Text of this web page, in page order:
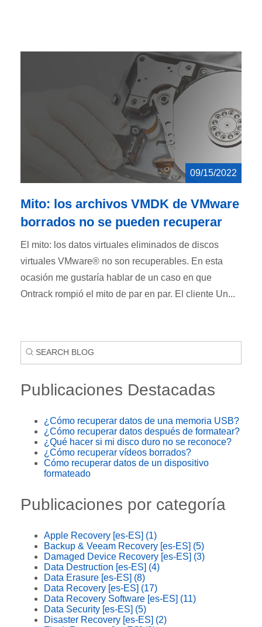
09/15/2022
Mito: los archivos VMDK de VMware
borrados no se pueden recuperar
El mito: los datos virtuales eliminados de discos
virtuales VMware® no son recuperables. En esta
ocasión me gustaría hablar de un caso en que
Ontrack rompió el mito de par en par. El cliente Un...
Publicaciones Destacadas
¿Cómo recuperar datos de una memoria USB?
¿Cómo recuperar datos después de formatear?
¿Qué hacer si mi disco duro no se reconoce?
¿Cómo recuperar vídeos borrados?
Cómo recuperar datos de un dispositivo
formateado
Publicaciones por categoría
Apple Recovery [es-ES] (1)
Backup & Veeam Recovery [es-ES] (5)
Damaged Device Recovery [es-ES] (3)
Data Destruction [es-ES] (4)
Data Erasure [es-ES] (8)
Data Recovery [es-ES] (17)
Data Recovery Software [es-ES] (11)
Data Security [es-ES] (5)
Disaster Recovery [es-ES] (2)